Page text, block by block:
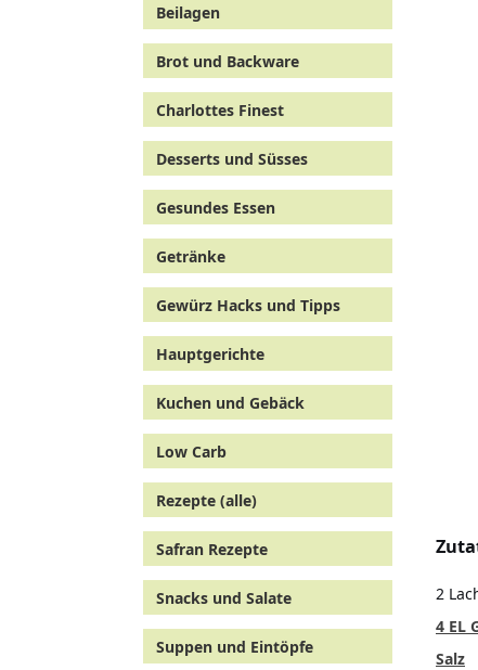
Beilagen
Brot und Backware
Charlottes Finest
Desserts und Süsses
Gesundes Essen
Getränke
Gewürz Hacks und Tipps
Hauptgerichte
Kuchen und Gebäck
Low Carb
Rezepte (alle)
Safran Rezepte
Snacks und Salate
Suppen und Eintöpfe
2
4 EL
Salz